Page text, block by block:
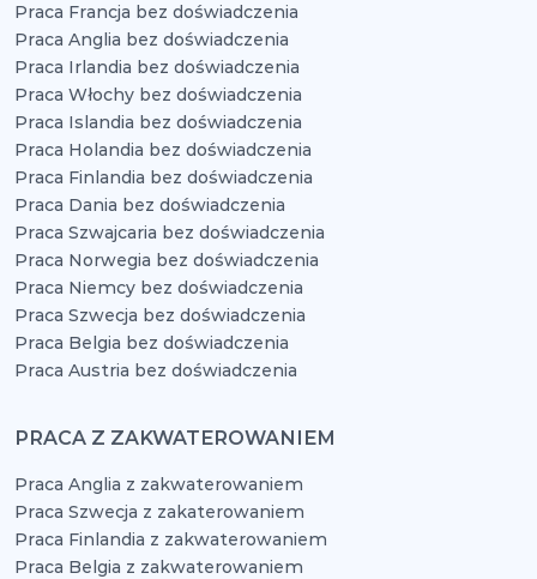
Praca Francja bez doświadczenia
Praca Anglia bez doświadczenia
Praca Irlandia bez doświadczenia
Praca Włochy bez doświadczenia
Praca Islandia bez doświadczenia
Praca Holandia bez doświadczenia
Praca Finlandia bez doświadczenia
Praca Dania bez doświadczenia
Praca Szwajcaria bez doświadczenia
Praca Norwegia bez doświadczenia
Praca Niemcy bez doświadczenia
Praca Szwecja bez doświadczenia
Praca Belgia bez doświadczenia
Praca Austria bez doświadczenia
PRACA Z ZAKWATEROWANIEM
Praca Anglia z zakwaterowaniem
Praca Szwecja z zakaterowaniem
Praca Finlandia z zakwaterowaniem
Praca Belgia z zakwaterowaniem